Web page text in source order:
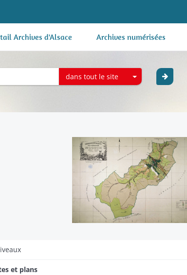
Archives d'Alsace Archives numérisées
dans tout le site
et plans